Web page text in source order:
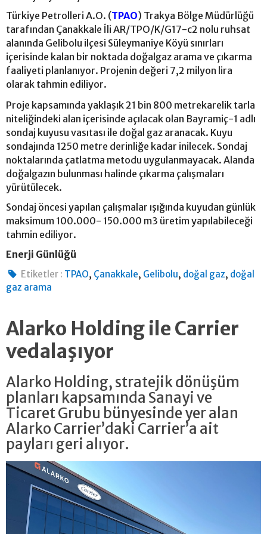
Türkiye Petrolleri A.O. (TPAO) Trakya Bölge Müdürlüğü
tarafından Çanakkale İli AR/TPO/K/G17-c2 nolu ruhsat
alanında Gelibolu ilçesi Süleymaniye Köyü sınırları
içerisinde kalan bir noktada doğalgaz arama ve çıkarma
faaliyeti planlanıyor. Projenin değeri 7,2 milyon lira
olarak tahmin ediliyor.
Proje kapsamında yaklaşık 21 bin 800 metrekarelik tarla
niteliğindeki alan içerisinde açılacak olan Bayramiç-1 adlı
sondaj kuyusu vasıtası ile doğal gaz aranacak. Kuyu
sondajında 1250 metre derinliğe kadar inilecek. Sondaj
noktalarında çatlatma metodu uygulanmayacak. Alanda
doğalgazın bulunması halinde çıkarma çalışmaları
yürütülecek.
Sondaj öncesi yapılan çalışmalar ışığında kuyudan günlük
maksimum 100.000- 150.000 m3 üretim yapılabileceği
tahmin ediliyor.
Enerji Günlüğü
Etiketler : TPAO, Çanakkale, Gelibolu, doğal gaz, doğal
gaz arama
Alarko Holding ile Carrier
vedalaşıyor
Alarko Holding, stratejik dönüşüm
planları kapsamında Sanayi ve
Ticaret Grubu bünyesinde yer alan
Alarko Carrier’daki Carrier’a ait
payları geri alıyor.